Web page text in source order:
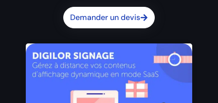
Demander un devis